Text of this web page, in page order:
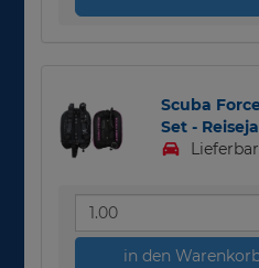
Scuba
Set -
in den